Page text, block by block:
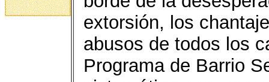
extorsión, los
abusos de todos los
Programa de Barrio